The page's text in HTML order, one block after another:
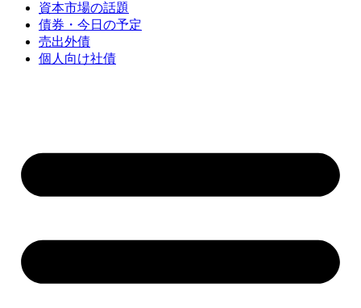
資本市場の話題
債券・今日の予定
売出外債
個人向け社債